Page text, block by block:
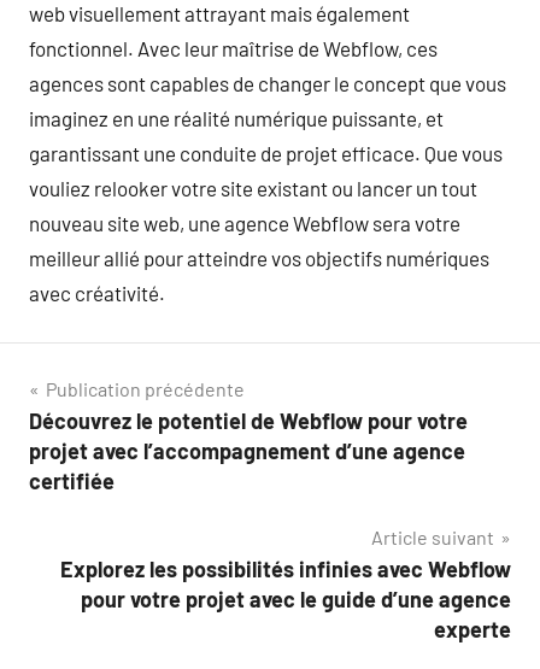
web visuellement attrayant mais également
fonctionnel. Avec leur maîtrise de Webflow, ces
agences sont capables de changer le concept que vous
imaginez en une réalité numérique puissante, et
garantissant une conduite de projet efficace. Que vous
vouliez relooker votre site existant ou lancer un tout
nouveau site web, une agence Webflow sera votre
meilleur allié pour atteindre vos objectifs numériques
avec créativité.
Navigation
de
l’article
Publication précédente
Découvrez le potentiel de Webflow pour votre
projet avec l’accompagnement d’une agence
certifiée
Article suivant
Explorez les possibilités infinies avec Webflow
pour votre projet avec le guide d’une agence
experte